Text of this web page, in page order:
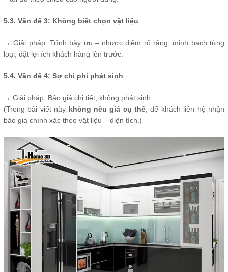
5.3. Vấn đề 3: Không biết chọn vật liệu
→ Giải pháp: Trình bày ưu – nhược điểm rõ ràng, minh bạch từng
loại, đặt lợi ích khách hàng lên trước.
5.4. Vấn đề 4: Sợ chi phí phát sinh
→ Giải pháp: Báo giá chi tiết, không phát sinh.
(Trong bài viết này không nêu giá cụ thể , để khách liên hệ nhận
báo giá chính xác theo vật liệu – diện tích.)